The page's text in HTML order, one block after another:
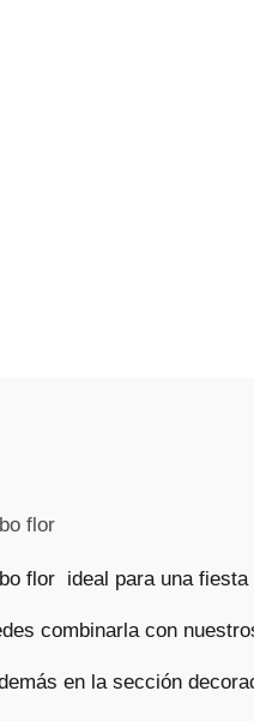
flor
flor ideal para una fiesta
combinarla con
en la sección